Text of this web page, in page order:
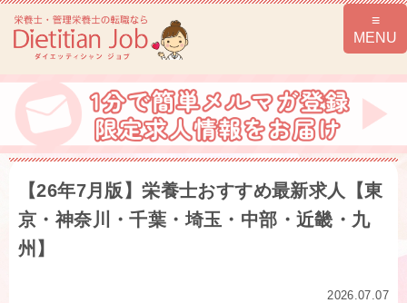
【26年7月版】栄養士おすすめ最新求人【東
京・神奈川・千葉・埼玉・中部・近畿・九
州】
2026.07.07